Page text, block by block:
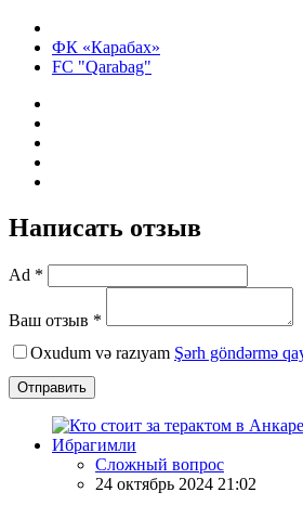
ФК «Карабах»
FC "Qarabag"
Написать отзыв
Ad *
Ваш отзыв *
Oxudum və razıyam Şərh göndərmə
Отправить
Сложный вопрос
24 октябрь 2024 21:02